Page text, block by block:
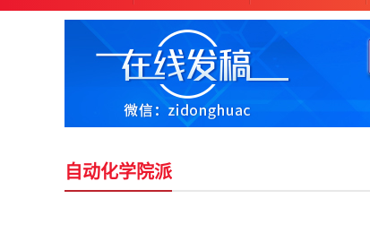
自动化学院派